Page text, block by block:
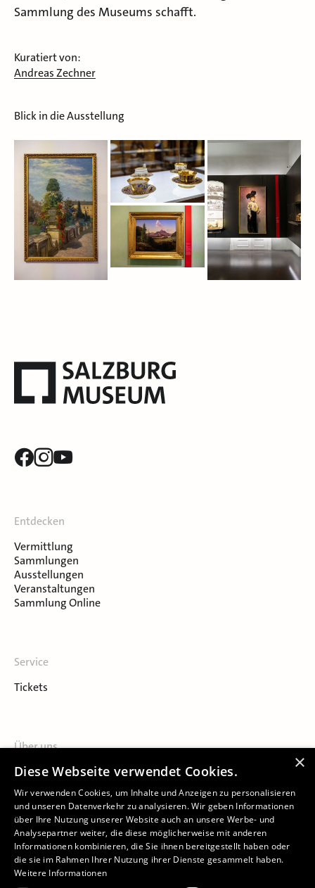
Sammlung des Museums schafft.
Kuratiert von:
Andreas Zechner
Blick in die Ausstellung
Entdecken
Vermittlung
Sammlungen
Ausstellungen
Veranstaltungen
Sammlung Online
Service
Tickets
Über uns
Kontakt
Häuser
×
Diese Webseite verwendet Cookies.
Wir verwenden Cookies, um Inhalte und Anzeigen zu personalisieren
und unseren Datenverkehr zu analysieren. Wir geben Informationen
über Ihre Nutzung unserer Website auch an unsere Werbe- und
Analysepartner weiter, die diese möglicherweise mit anderen
Informationen kombinieren, die Sie ihnen bereitgestellt haben oder
die sie im Rahmen Ihrer Nutzung ihrer Dienste gesammelt haben.
Weitere Informationen